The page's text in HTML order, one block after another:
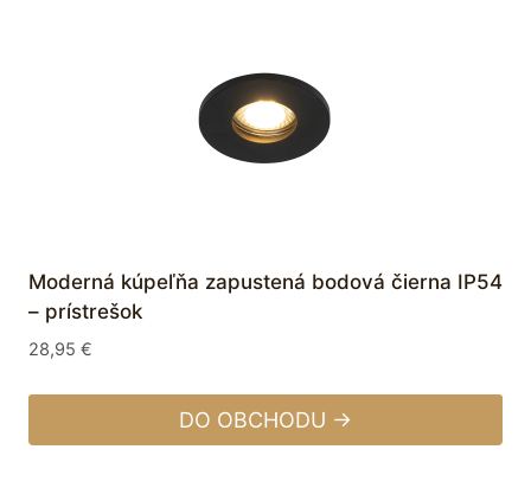
Moderná kúpeľňa zapustená bodová čierna IP54
– prístrešok
28,95 €
DO OBCHODU →